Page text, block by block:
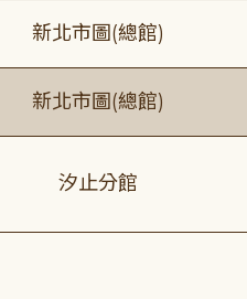
新北市圖(總館)
新北市圖(總館)
汐止分館